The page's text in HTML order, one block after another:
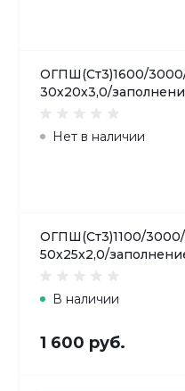
ОГПШ(Ст3)1600/3000/
30х20х3,0/
Нет в наличии
ОГПШ(Ст3)1100/3000/
50х25х2,0/
В наличии
1 600 руб.